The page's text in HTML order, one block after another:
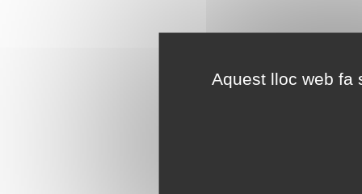
Aquest lloc web fa